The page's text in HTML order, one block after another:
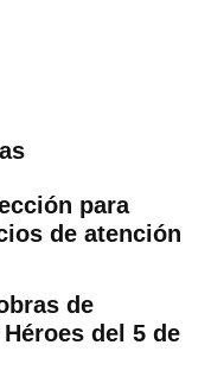
para
de atención
de
del 5 de